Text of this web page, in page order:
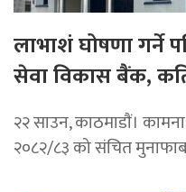
लाभाशं घोषणा गर्ने
सेवा विकास बैंक,
२२ साउन, काठमाडाैं।
२०८२/८३ को संचित